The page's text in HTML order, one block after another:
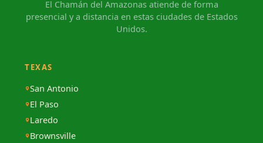
El Chamán del Amazonas atiende de forma
presencial y a distancia en estas ciudades de Estados
Unidos.
TEXAS
San Antonio
El Paso
Laredo
Brownsville